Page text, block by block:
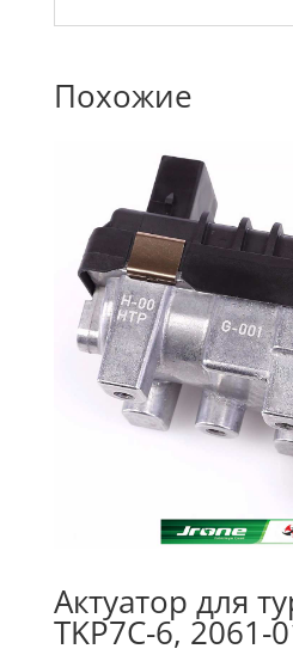
Похожие
Актуатор для
TKP7C-6, 2061-